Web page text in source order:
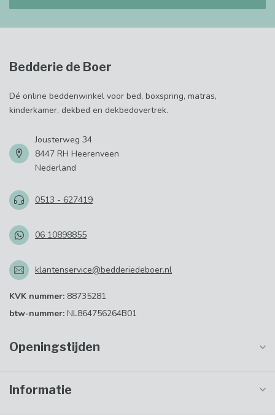
Bedderie de Boer
Dé online beddenwinkel voor bed, boxspring, matras,
kinderkamer, dekbed en dekbedovertrek.
Jousterweg 34
8447 RH Heerenveen
Nederland
0513 - 627419
06 10898855
klantenservice@bedderiedeboer.nl
KVK nummer: 88735281
btw-nummer: NL864756264B01
Openingstijden
Informatie